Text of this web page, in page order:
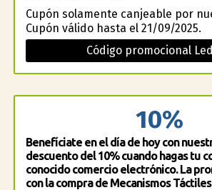
Cupón solamente canjeable por
Cupón válido hasta el 21/09/2025.
Código promocional
10%
Benefíciate en el día de hoy con
descuento del 10% cuando hagas tu
conocido comercio electrónico. La
con la compra de Mecanismos